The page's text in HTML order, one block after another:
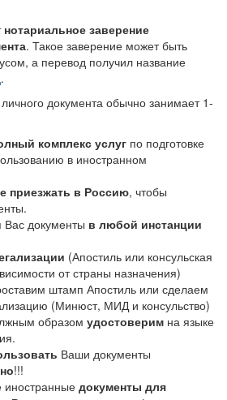
нотариальное заверение
. Такое заверение может быть
а перевод получил название
.
документа обычно занимает 1-
комплекс услуг по подготовке
в иностранном
приезжать в Россию, чтобы
Вас документы в любой инстанции
(Апостиль или консульская
от страны назначения)
штамп Апостиль или сделаем
(Минюст, МИД и консульство)
образом удостоверим на языке
Ваши документы
!!!
иностранные документы для